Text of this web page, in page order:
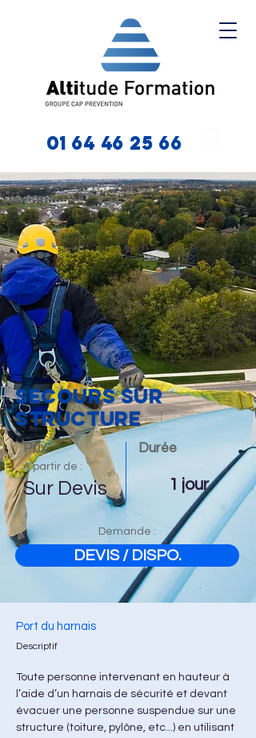
01 64 46 25 66
SECOURS SUR
STRUCTURE
Prix Durée
A partir de :
Sur Devis 1 jour
Demande :
DEVIS / DISPO.
Port du harnais
Descriptif
Toute personne intervenant en hauteur à
l’aide d’un harnais de sécurité et devant
évacuer une personne suspendue sur une
structure (toiture, pylône, etc...) en utilisant